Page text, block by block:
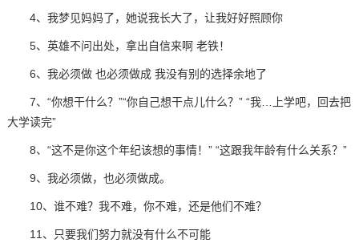
4、我梦见妈妈了，她说我长大了，让我好好照顾你
5、英雄不问出处，拿出自信来啊 老铁！
6、我必须做 也必须做成 我没有别的选择余地了
7、“你想干什么？”“你自己想干点儿什么？” “我…上学吧，回去把
大学读完”
8、“这不是你这个年纪该想的事情！” “这跟我年龄有什么关系？”
9、我必须做，也必须做成。
10、谁不难？我不难，你不难，还是他们不难？
11、只要我们努力就没有什么不可能